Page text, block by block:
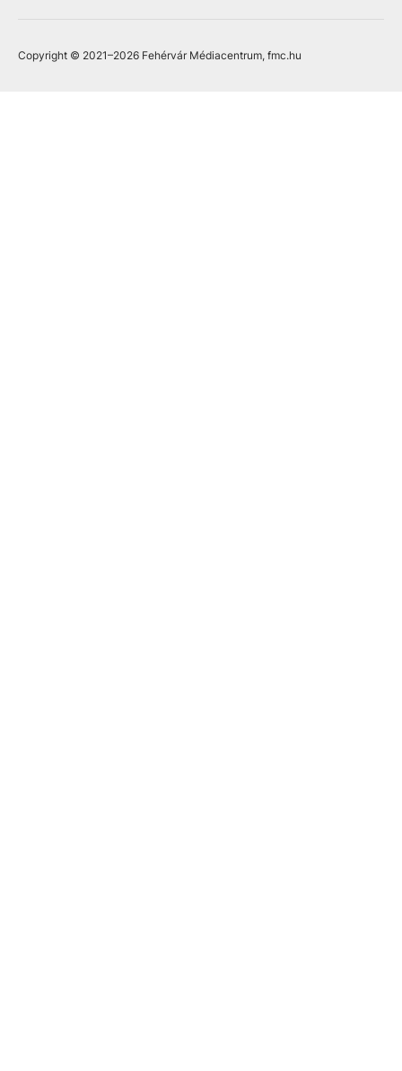
Copyright © 2021–2026 Fehérvár Médiacentrum, fmc.hu